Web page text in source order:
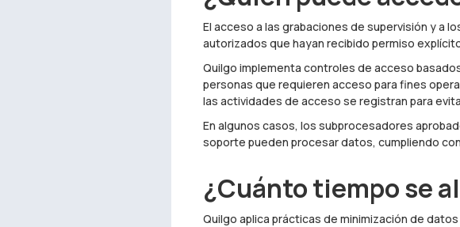
El acceso a las grabaciones de supervisión y a
autorizados que hayan recibido permiso
Quilgo implementa controles de acceso
personas que requieren acceso para fines
las actividades de acceso se registran para
En algunos casos, los subprocesadores
soporte pueden procesar datos, cumpliendo
¿Cuánto tiempo se
Quilgo aplica prácticas de minimización de